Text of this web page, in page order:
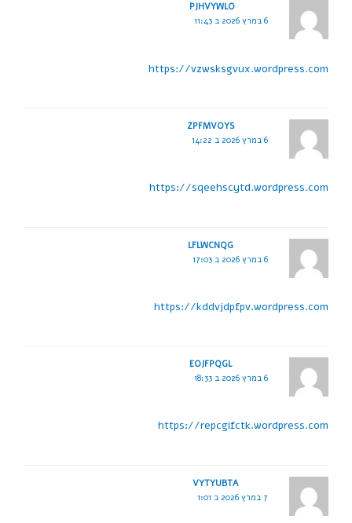
PJHVYWLO
6 במרץ 2026 ב 11:43
https://vzwsksgvux.wordpress.com
ZPFMVOYS
6 במרץ 2026 ב 14:22
https://sqeehscytd.wordpress.com
LFLWCNQG
6 במרץ 2026 ב 17:03
https://kddvjdpfpv.wordpress.com
EOJFPQGL
6 במרץ 2026 ב 18:33
https://repcgifctk.wordpress.com
VYTYUBTA
7 במרץ 2026 ב 1:01